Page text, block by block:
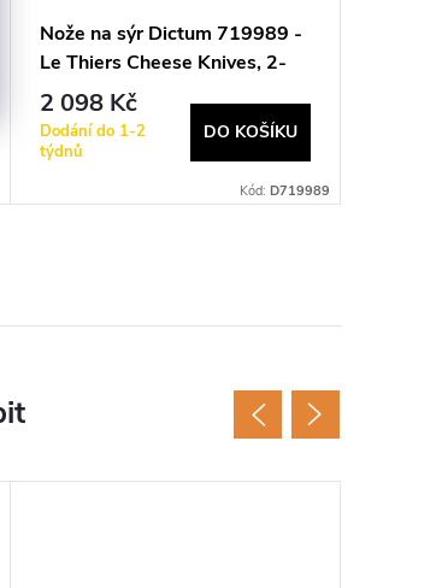
Nože na sýr Dictum 719989 -
Le Thiers Cheese Knives, 2-
Piece Set
2 098 Kč
Dodání do 1-2
týdnů
DO KOŠÍKU
Kód: D719989